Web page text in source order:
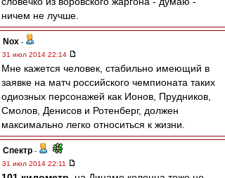
ничем не лучше.
Nox -
31 июл 2014 22:14
Мне кажется человек, стабильно имеющий в
заявке на матч российского чемпионата таких
одиозных персонажей как Ионов, Прудников,
Смолов, Денисов и Ротенберг, должен
максимально легко относиться к жизни.
Спектр -
31 июл 2014 22:11